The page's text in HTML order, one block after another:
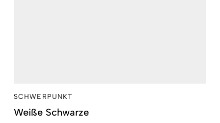
SCHWERPUNKT
Weiße Schwarze